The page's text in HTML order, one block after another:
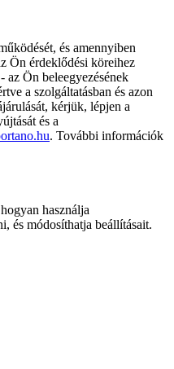
és amennyiben
Ön érdeklődési köreihez
az Ön beleegyezésének
a szolgáltatásban és azon
kérjük, lépjen a
és a
. További információk
használja
és módosíthatja beállításait.